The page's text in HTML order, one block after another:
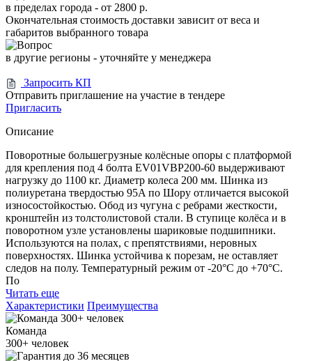
в пределах города - от 2800 р.
Окончательная стоимость доставки зависит от веса и
габаритов выбранного товара
в другие регионы - уточняйте у менеджера
Запросить КП
Отправить приглашение на участие в тендере
Пригласить
Описание
Поворотные большегрузные колёсные опоры с платформой
для крепления под 4 болта EV01VBP200-60 выдерживают
нагрузку до 1100 кг. Диаметр колеса 200 мм. Шинка из
полиуретана твердостью 95A по Шору отличается высокой
износостойкостью. Обод из чугуна с ребрами жесткости,
кронштейн из толстолистовой стали. В ступице колёса и в
поворотном узле установлены шариковые подшипники.
Используются на полах, с препятствиями, неровных
поверхностях. Шинка устойчива к порезам, не оставляет
следов на полу. Температурный режим от -20°С до +70°С.
По
Читать еще
Характеристики Преимущества
Команда
300+ человек